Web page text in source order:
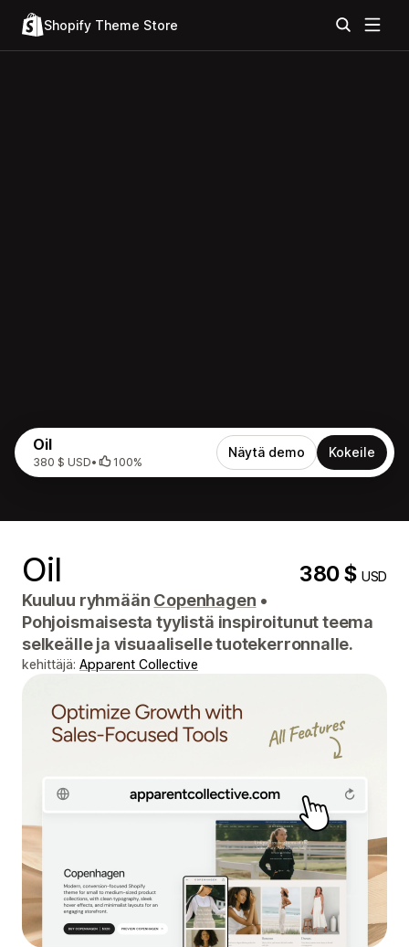
Shopify Theme Store
Oil
380 $ USD• 100%
Näytä demo Kokeile
Oil 380 $USD
Kuuluu ryhmään Copenhagen •
Pohjoismaisesta tyylistä inspiroitunut teema
selkeälle ja visuaaliselle tuotekerronnalle.
kehittäjä: Apparent Collective